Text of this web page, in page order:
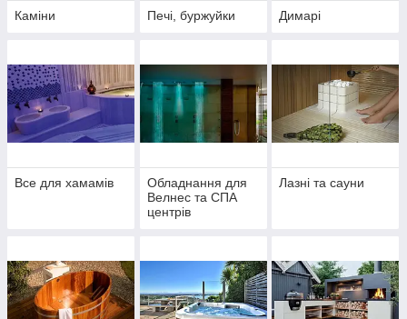
Каміни Печі, буржуйки Димарі
Все для хамамів
Обладнання для
Велнес та СПА
центрів
Лазні та сауни